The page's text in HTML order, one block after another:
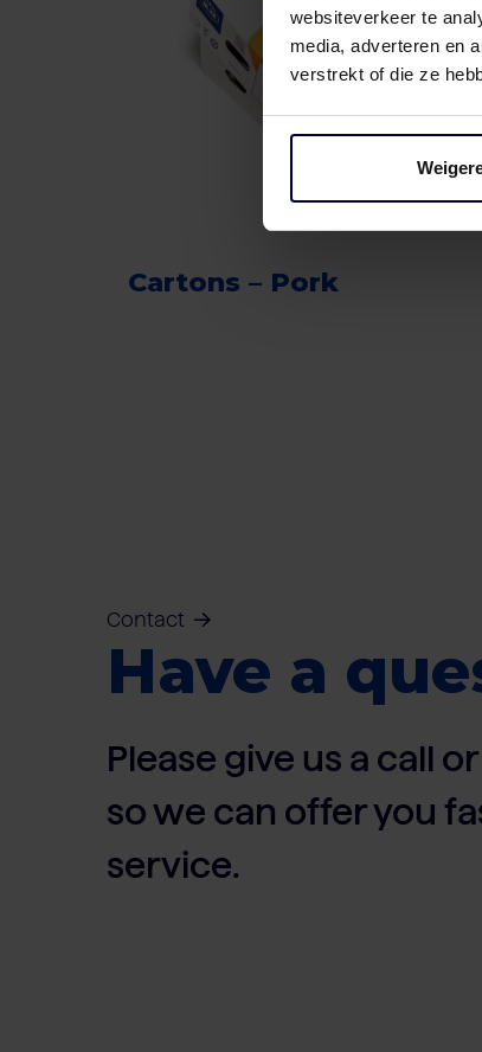
websiteverkeer te
media, adverteren en
verstrekt of die ze
Cartons – Pork
Contact
Have a
Please give us a call
so we can offer you
service.